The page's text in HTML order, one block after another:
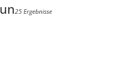
25 Ergebnisse